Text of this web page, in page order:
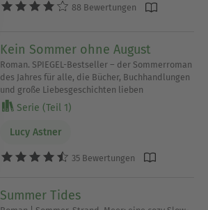
88 Bewertungen
Kein Sommer ohne August
Roman. SPIEGEL-Bestseller – der Sommerroman
des Jahres für alle, die Bücher, Buchhandlungen
und große Liebesgeschichten lieben
Serie (Teil 1)
Lucy Astner
35 Bewertungen
Summer Tides